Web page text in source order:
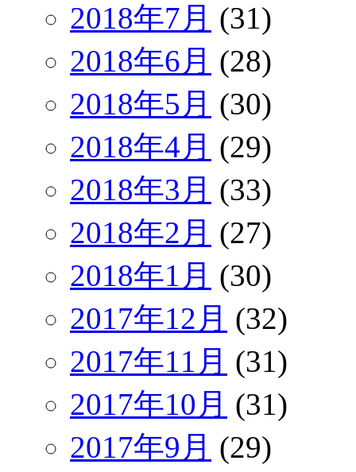
2018年7月 (31)
2018年6月 (28)
2018年5月 (30)
2018年4月 (29)
2018年3月 (33)
2018年2月 (27)
2018年1月 (30)
2017年12月 (32)
2017年11月 (31)
2017年10月 (31)
2017年9月 (29)